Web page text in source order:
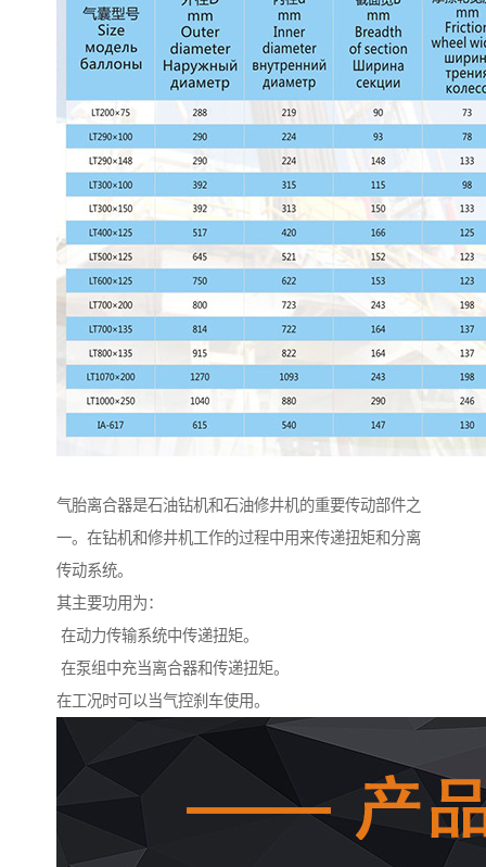
气胎离合器是石油钻机和石油修井机的重要传动部件之
一。在钻机和修井机工作的过程中用来传递扭矩和分离
传动系统。
其主要功用为：
在动力传输系统中传递扭矩。
在泵组中充当离合器和传递扭矩。
在工况时可以当气控刹车使用。